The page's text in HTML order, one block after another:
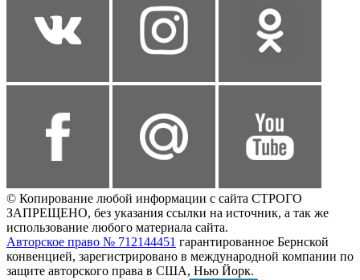
© Копирование любой информации с сайта СТРОГО
ЗАПРЕЩЕНО, без указания ссылки на источник, а так же
использование любого материала сайта.
Авторское право № 712144451 гарантированное Бернской
конвенцией, зарегистрировано в международной компании по
защите авторского права в США, Нью Йорк.